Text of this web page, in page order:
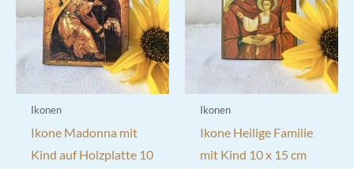
Ikonen
Ikone Madonna mit
Kind auf Holzplatte 10
Ikonen
Ikone Heilige Familie
mit Kind 10 x 15 cm